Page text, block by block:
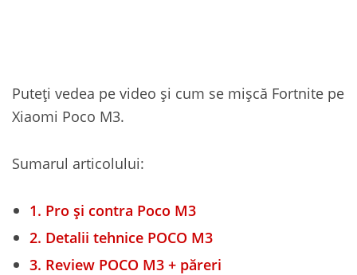
Puteți vedea pe video și cum se mișcă Fortnite pe
Xiaomi Poco M3.
Sumarul articolului:
1. Pro și contra Poco M3
2. Detalii tehnice POCO M3
3. Review POCO M3 + păreri